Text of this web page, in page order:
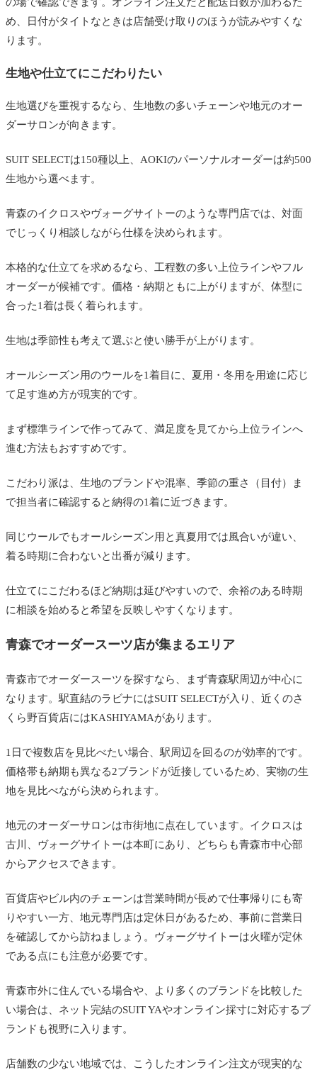
め、日付がタイトなときは店舗受け取りのほうが読みやすくな
ります。
生地や仕立てにこだわりたい
生地選びを重視するなら、生地数の多いチェーンや地元のオー
ダーサロンが向きます。
SUIT SELECTは150種以上、AOKIのパーソナルオーダーは約500
生地から選べます。
青森のイクロスやヴォーグサイトーのような専門店では、対面
でじっくり相談しながら仕様を決められます。
本格的な仕立てを求めるなら、工程数の多い上位ラインやフル
オーダーが候補です。価格・納期ともに上がりますが、体型に
合った1着は長く着られます。
生地は季節性も考えて選ぶと使い勝手が上がります。
オールシーズン用のウールを1着目に、夏用・冬用を用途に応じ
て足す進め方が現実的です。
まず標準ラインで作ってみて、満足度を見てから上位ラインへ
進む方法もおすすめです。
こだわり派は、生地のブランドや混率、季節の重さ（目付）ま
で担当者に確認すると納得の1着に近づきます。
同じウールでもオールシーズン用と真夏用では風合いが違い、
着る時期に合わないと出番が減ります。
仕立てにこだわるほど納期は延びやすいので、余裕のある時期
に相談を始めると希望を反映しやすくなります。
青森でオーダースーツ店が集まるエリア
青森市でオーダースーツを探すなら、まず青森駅周辺が中心に
なります。駅直結のラビナにはSUIT SELECTが入り、近くのさ
くら野百貨店にはKASHIYAMAがあります。
1日で複数店を見比べたい場合、駅周辺を回るのが効率的です。
価格帯も納期も異なる2ブランドが近接しているため、実物の生
地を見比べながら決められます。
地元のオーダーサロンは市街地に点在しています。イクロスは
古川、ヴォーグサイトーは本町にあり、どちらも青森市中心部
からアクセスできます。
百貨店やビル内のチェーンは営業時間が長めで仕事帰りにも寄
りやすい一方、地元専門店は定休日があるため、事前に営業日
を確認してから訪ねましょう。ヴォーグサイトーは火曜が定休
である点にも注意が必要です。
青森市外に住んでいる場合や、より多くのブランドを比較した
い場合は、ネット完結のSUIT YAやオンライン採寸に対応するブ
ランドも視野に入ります。
店舗数の少ない地域では、こうしたオンライン注文が現実的な